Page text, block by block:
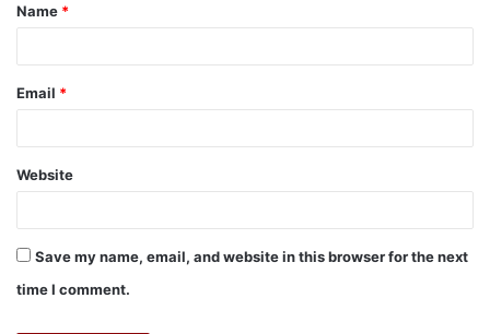
Name *
Email *
Website
Save my name, email, and website in this browser for the next
time I comment.